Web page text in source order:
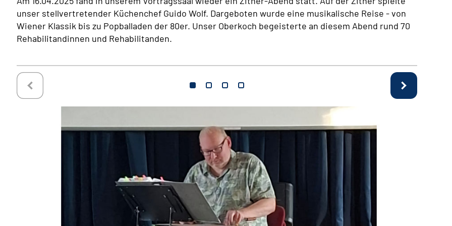
unser stellvertretender Küchenchef Guido Wolf. Dargeboten wurde eine musikalische Reise - von
Wiener Klassik bis zu Popballaden der 80er. Unser Oberkoch begeisterte an diesem Abend rund 70
Rehabilitandinnen und Rehabilitanden.